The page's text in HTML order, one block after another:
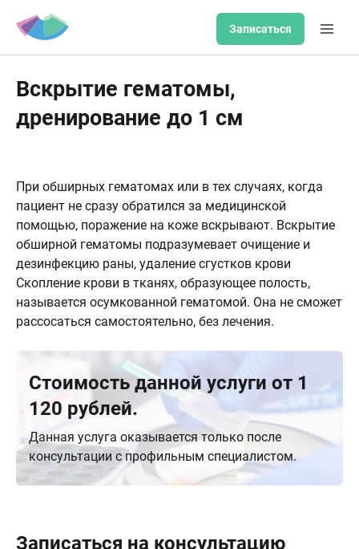
Записаться
Вскрытие гематомы,
дренирование до 1 см
При обширных гематомах или в тех случаях, когда
пациент не сразу обратился за медицинской
помощью, поражение на коже вскрывают. Вскрытие
обширной гематомы подразумевает очищение и
дезинфекцию раны, удаление сгустков крови
Скопление крови в тканях, образующее полость,
называется осумкованной гематомой. Она не сможет
рассосаться самостоятельно, без лечения.
Стоимость данной услуги от 1
120 рублей.
Данная услуга оказывается только после
консультации с профильным специалистом.
Записаться на консультацию